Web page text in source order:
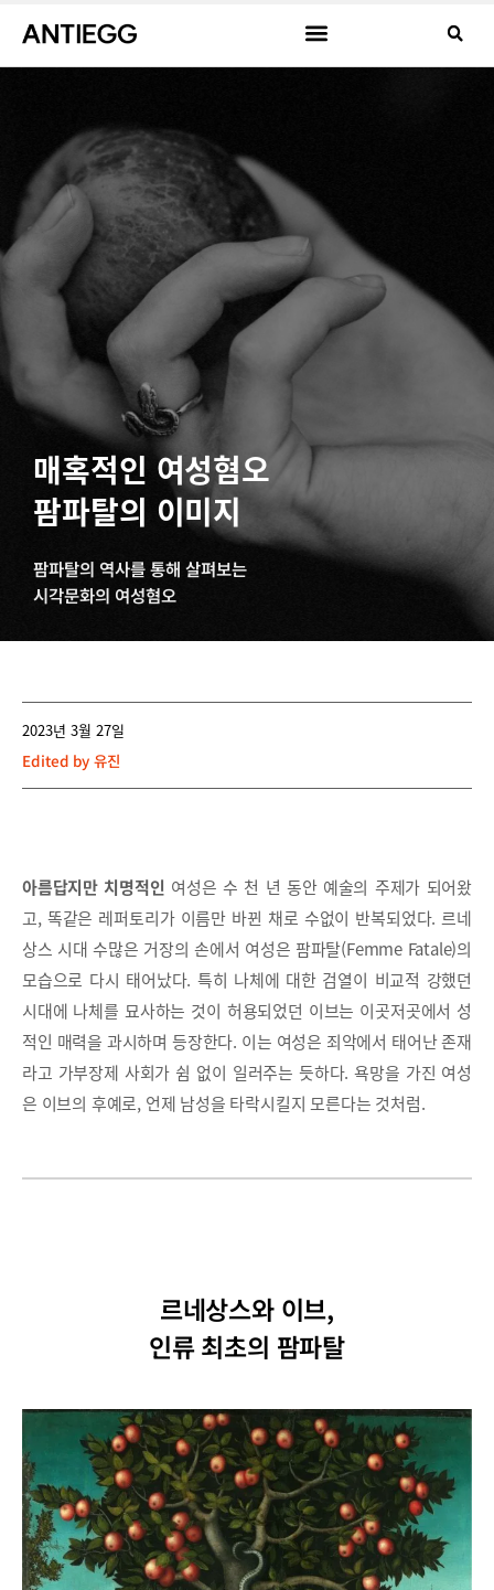
매혹적인 여성혐오
팜파탈의 이미지
팜파탈의 역사를 통해 살펴보는
시각문화의 여성혐오
2023년 3월 27일
Edited by 유진
아름답지만 치명적인 여성은 수 천 년 동안 예술의 주제가 되어왔
고, 똑같은 레퍼토리가 이름만 바뀐 채로 수없이 반복되었다. 르네
상스 시대 수많은 거장의 손에서 여성은 팜파탈(Femme Fatale)의
모습으로 다시 태어났다. 특히 나체에 대한 검열이 비교적 강했던
시대에 나체를 묘사하는 것이 허용되었던 이브는 이곳저곳에서 성
적인 매력을 과시하며 등장한다. 이는 여성은 죄악에서 태어난 존재
라고 가부장제 사회가 쉼 없이 일러주는 듯하다. 욕망을 가진 여성
은 이브의 후예로, 언제 남성을 타락시킬지 모른다는 것처럼.
르네상스와 이브,
인류 최초의 팜파탈